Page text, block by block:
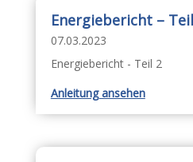
Energiebericht –
07.03.2023
Energiebericht - Teil 2
Anleitung ansehen